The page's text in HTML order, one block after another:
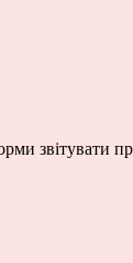
звітувати